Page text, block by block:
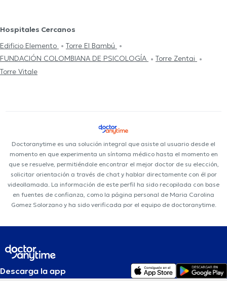
Hospitales Cercanos
Edificio Elemento
Torre El Bambú
FUNDACIÓN COLOMBIANA DE PSICOLOGÍA
Torre Zentai
Torre Vitale
Doctoranytime es una solución integral que asiste al usuario desde el
momento en que experimenta un síntoma médico hasta el momento en
que se resuelve, permitiéndole encontrar el mejor doctor de su elección,
solicitar orientación a través de chat y hablar directamente con él por
videollamada. La información de este perfil ha sido recopilada con base
en fuentes de confianza, como la página personal de Maria Carolina
Gomez Solorzano y ha sido verificada por el equipo de doctoranytime.
Descarga la app